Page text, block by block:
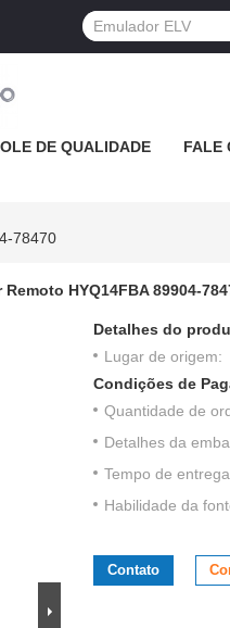
DE QUALIDADE FALE
78470
HYQ14FBA 89904-
Detalhes do
Lugar de origem:
Condições de
Quantidade de
Detalhes da
Tempo de
Habilidade da
Contato